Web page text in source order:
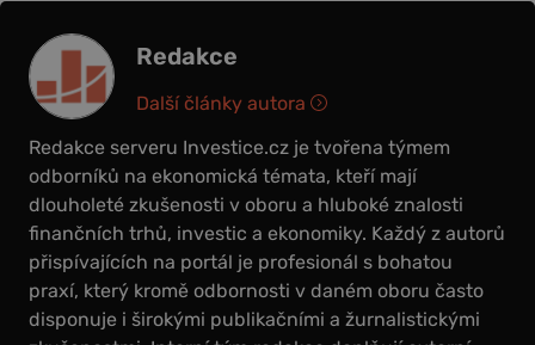
Redakce
Redakce serveru Investice.cz je tvořena týmem
odborníků na ekonomická témata, kteří mají
dlouholeté zkušenosti v oboru a hluboké znalosti
finančních trhů, investic a ekonomiky. Každý z autorů
přispívajících na portál je profesionál s bohatou
praxí, který kromě odbornosti v daném oboru často
disponuje i širokými publikačními a žurnalistickými
Další články autora